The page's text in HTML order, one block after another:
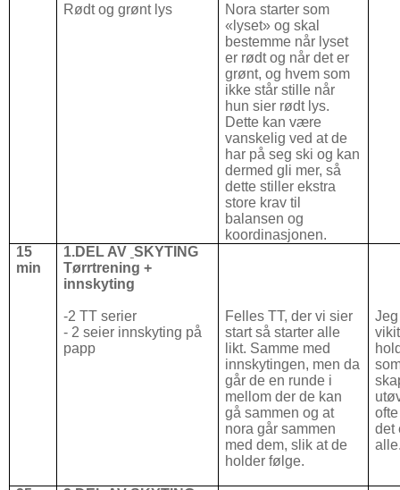
Rødt og grønt lys
Nora starter som
«lyset» og skal
bestemme når lyset
er rødt og når det er
grønt, og hvem som
ikke står stille når
hun sier rødt lys.
Dette kan være
vanskelig ved at de
har på seg ski og kan
dermed gli mer, så
dette stiller ekstra
store krav til
balansen og
koordinasjonen.
15
min
1.DEL AV SKYTING
Tørrtrening +
innskyting
-2 TT serier
- 2 seier innskyting på
papp
Felles TT, der vi sier
start så starter alle
likt. Samme med
innskytingen, men da
går de en runde i
mellom der de kan
gå sammen og at
nora går sammen
med dem, slik at de
holder følge.
det